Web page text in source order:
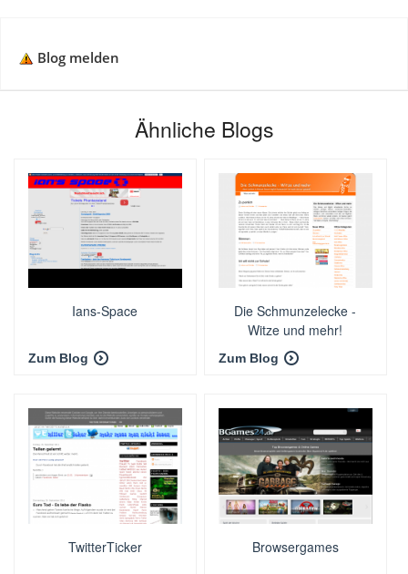
Blog melden
Ähnliche Blogs
Ians-Space
Zum Blog
Die Schmunzelecke -
Witze und mehr!
Zum Blog
TwitterTicker Browsergames